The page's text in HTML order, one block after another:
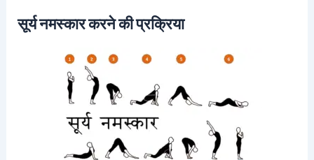
सूर्य नमस्कार करने की प्रक्रिया